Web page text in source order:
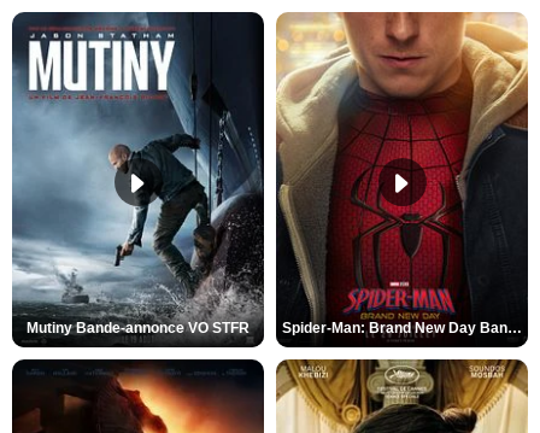
Mutiny Bande-annonce VO STFR Spider-Man: Brand New Day Bande-annonce VO STFR